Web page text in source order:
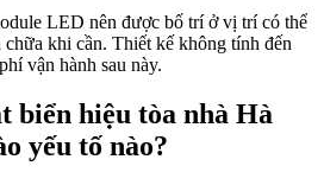
LED nên được bố trí ở vị trí có thể
chữa khi cần. Thiết kế không tính đến
vận hành sau này.
biển hiệu tòa nhà Hà
yếu tố nào?